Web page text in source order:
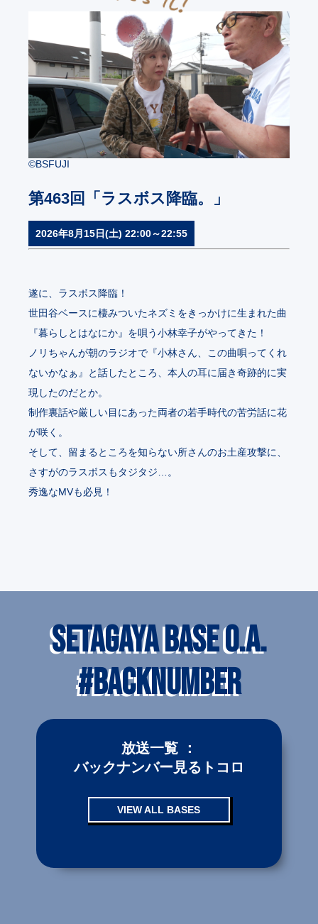
©BSFUJI
第463回「ラスボス降臨。」
2026年8月15日(土) 22:00～22:55
遂に、ラスボス降臨！
世田谷ベースに棲みついたネズミをきっかけに生まれた曲
『暮らしとはなにか』を唄う小林幸子がやってきた！
ノリちゃんが朝のラジオで『小林さん、この曲唄ってくれ
ないかなぁ』と話したところ、本人の耳に届き奇跡的に実
現したのだとか。
制作裏話や厳しい目にあった両者の若手時代の苦労話に花
が咲く。
そして、留まるところを知らない所さんのお土産攻撃に、
さすがのラスボスもタジタジ…。
秀逸なMVも必見！
SETAGAYA BASE O.A.
#BACKNUMBER
放送一覧 ：
バックナンバー見るトコロ
VIEW ALL BASES